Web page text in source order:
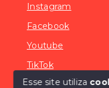
Instagram
Facebook
Youtube
TikTok
Esse site utiliza